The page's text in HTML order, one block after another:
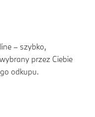
– szybko,
przez Ciebie
odkupu.